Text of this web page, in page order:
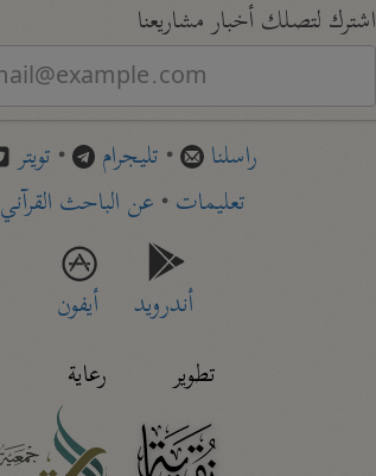
اشترك لتصلك أخبار مشاريعنا
راسلنا • تليجرام • تويتر
تعليمات• عن الباحث القرآني
أندرويد
أيفون
تطوير
رعاية